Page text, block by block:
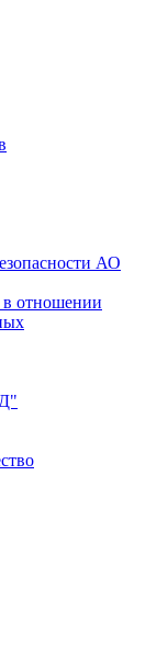
АО
отношении